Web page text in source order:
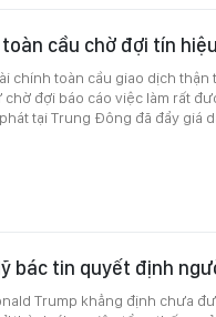
cầu chờ đợi tín
chính toàn cầu giao dịch
đợi báo cáo việc làm rất
tại Trung Đông đã đẩy giá
bác tin quyết định
Trump khẳng định chưa